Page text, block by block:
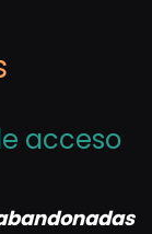
acceso